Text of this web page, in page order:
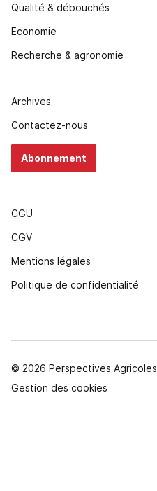
Qualité & débouchés
Economie
Recherche & agronomie
Archives
Contactez-nous
Abonnement
CGU
CGV
Mentions légales
Politique de confidentialité
© 2026 Perspectives Agricoles
Gestion des cookies